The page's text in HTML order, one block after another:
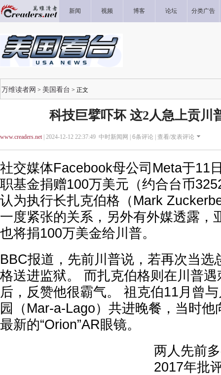
新闻 视频 博客 论坛 分类广告
万维读者网 > 美国看台 > 正文
科技巨擘吓坏 这2人急上贡川
www.creaders.net| 2024-12-12 22:37:49 中时新闻网 | 6条评论 | 查看/发表评论
社交媒体Facebook母公司Meta于11
职基金捐赠100万美元（约合台币
认为执行长扎克伯格（Mark
一度紧张的关系，另外有外媒透露，
也将捐100万美金给川普。
BBC报道，先前川普说，若再次当选
格送进监狱。 而扎克伯格则在川普
后，反赞他很霸气。 祖克伯11月曾
园（Mar-a-Lago）共进晚餐，当时
最新的“Orion”AR眼镜。
两人先前
2017年批